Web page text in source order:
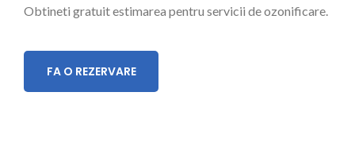
Obtineti gratuit estimarea pentru servicii de ozonificare.
FA O REZERVARE